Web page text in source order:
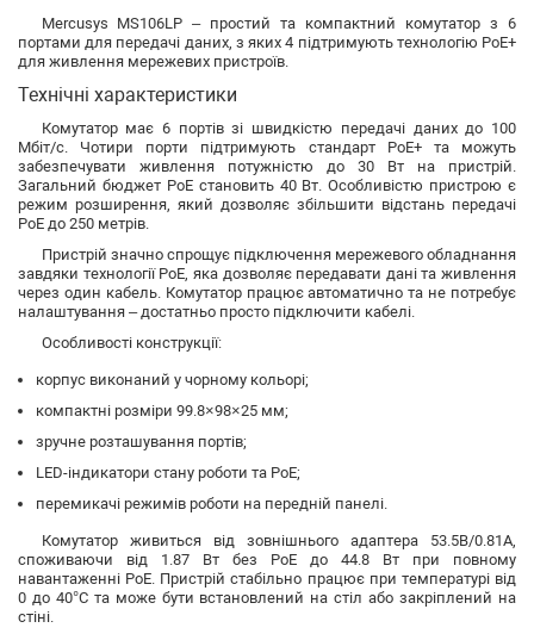
Mercusys MS106LP – простий та компактний комутатор з 6
портами для передачі даних, з яких 4 підтримують технологію PoE+
для живлення мережевих пристроїв.
Технічні характеристики
Комутатор має 6 портів зі швидкістю передачі даних до 100
Мбіт/с. Чотири порти підтримують стандарт PoE+ та можуть
забезпечувати живлення потужністю до 30 Вт на пристрій.
Загальний бюджет PoE становить 40 Вт. Особливістю пристрою є
режим розширення, який дозволяє збільшити відстань передачі
PoE до 250 метрів.
Пристрій значно спрощує підключення мережевого обладнання
завдяки технології PoE, яка дозволяє передавати дані та живлення
через один кабель. Комутатор працює автоматично та не потребує
налаштування – достатньо просто підключити кабелі.
Особливості конструкції:
корпус виконаний у чорному кольорі;
компактні розміри 99.8×98×25 мм;
зручне розташування портів;
LED-індикатори стану роботи та PoE;
перемикачі режимів роботи на передній панелі.
Комутатор живиться від зовнішнього адаптера 53.5В/0.81А,
споживаючи від 1.87 Вт без PoE до 44.8 Вт при повному
навантаженні PoE. Пристрій стабільно працює при температурі від
0 до 40°C та може бути встановлений на стіл або закріплений на
стіні.